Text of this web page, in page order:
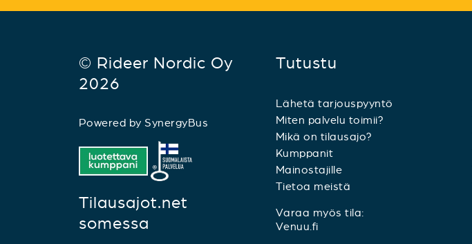
© Rideer Nordic Oy
2026
Powered by SynergyBus
Tilausajot.net
somessa
Tutustu
Lähetä tarjouspyyntö
Miten palvelu toimii?
Mikä on tilausajo?
Kumppanit
Mainostajille
Tietoa meistä
Varaa myös tila:
Venuu.fi